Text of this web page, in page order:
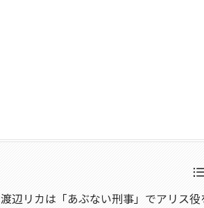
渡辺リカは「あぶない刑事」でアリス役